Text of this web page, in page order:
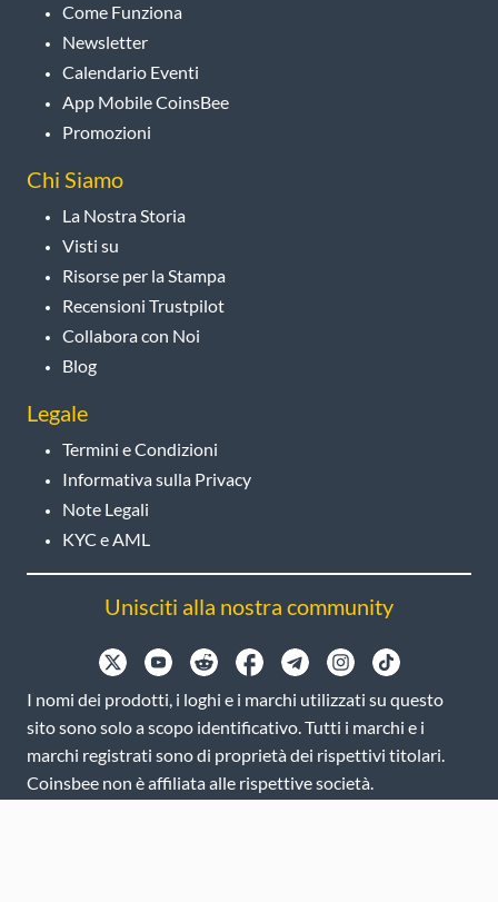
Come Funziona
Newsletter
Calendario Eventi
App Mobile CoinsBee
Promozioni
Chi Siamo
La Nostra Storia
Visti su
Risorse per la Stampa
Recensioni Trustpilot
Collabora con Noi
Blog
Legale
Termini e Condizioni
Informativa sulla Privacy
Note Legali
KYC e AML
Unisciti alla nostra community
I nomi dei prodotti, i loghi e i marchi utilizzati su questo
sito sono solo a scopo identificativo. Tutti i marchi e i
marchi registrati sono di proprietà dei rispettivi titolari.
Coinsbee non è affiliata alle rispettive società.